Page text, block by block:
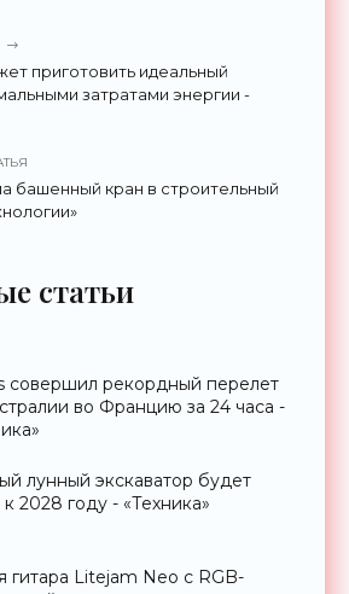
приготовить идеальный
затратами энергии -
башенный кран в строительный
статьи
совершил рекордный перелет
во Францию за 24 часа -
лунный экскаватор будет
к 2028 году - «Техника»
гитара Litejam Neo с RGB-